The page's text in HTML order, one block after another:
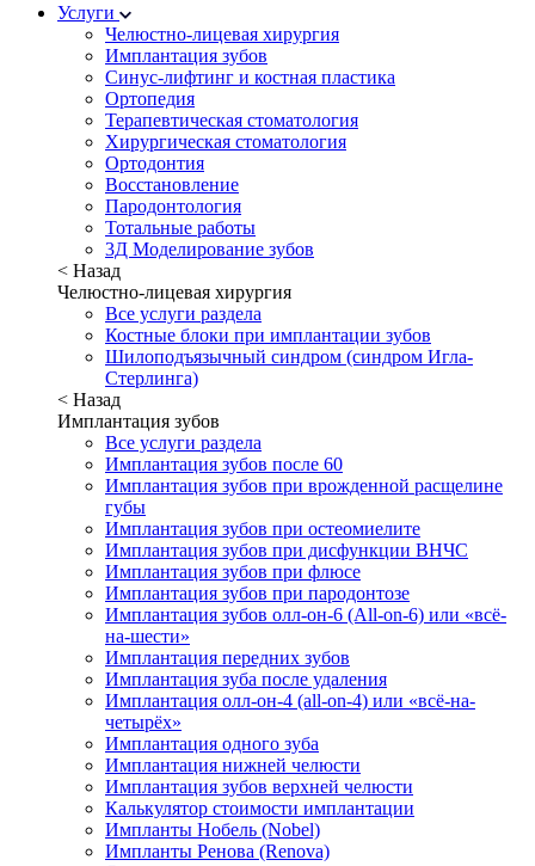
Услуги
Челюстно-лицевая хирургия
Имплантация зубов
Синус-лифтинг и костная пластика
Ортопедия
Терапевтическая стоматология
Хирургическая стоматология
Ортодонтия
Восстановление
Пародонтология
Тотальные работы
3Д Моделирование зубов
< Назад
Челюстно-лицевая хирургия
Все услуги раздела
Костные блоки при имплантации зубов
Шилоподъязычный синдром (синдром Игла-
Стерлинга)
< Назад
Имплантация зубов
Все услуги раздела
Имплантация зубов после 60
Имплантация зубов при врожденной расщелине
губы
Имплантация зубов при остеомиелите
Имплантация зубов при дисфункции ВНЧС
Имплантация зубов при флюсе
Имплантация зубов при пародонтозе
Имплантация зубов олл-он-6 (All-on-6) или «всё-
на-шести»
Имплантация передних зубов
Имплантация зуба после удаления
Имплантация олл-он-4 (all-on-4) или «всё-на-
четырёх»
Имплантация одного зуба
Имплантация нижней челюсти
Имплантация зубов верхней челюсти
Калькулятор стоимости имплантации
Импланты Нобель (Nobel)
Импланты Ренова (Renova)